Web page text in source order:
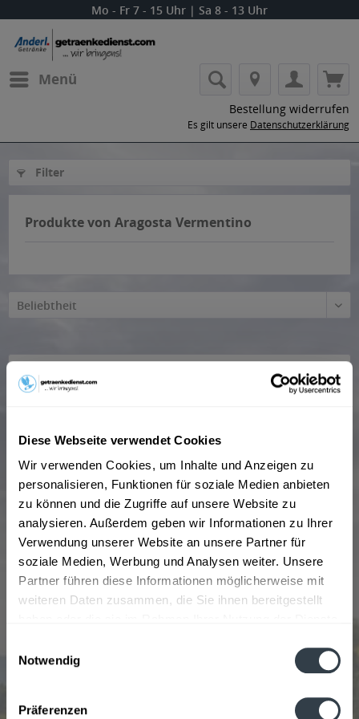
Diese Webseite verwendet Cookies
Wir verwenden Cookies, um Inhalte und Anzeigen zu
personalisieren, Funktionen für soziale Medien anbieten
zu können und die Zugriffe auf unsere Website zu
analysieren. Außerdem geben wir Informationen zu Ihrer
Verwendung unserer Website an unsere Partner für
soziale Medien, Werbung und Analysen weiter. Unsere
Partner führen diese Informationen möglicherweise mit
weiteren Daten zusammen, die Sie ihnen bereitgestellt
Notwendig
Präferenzen
Mo - Fr 7 - 15 Uhr | Sa 8 - 13 Uhr
Menü
Bestellung widerrufen
Es gilt unsere Datenschutzerklärung
Filter
Produkte von Aragosta Vermentino
Beliebtheit
Aragosta Vermentino di Sardegna DOC 0,75l
8,99 € *